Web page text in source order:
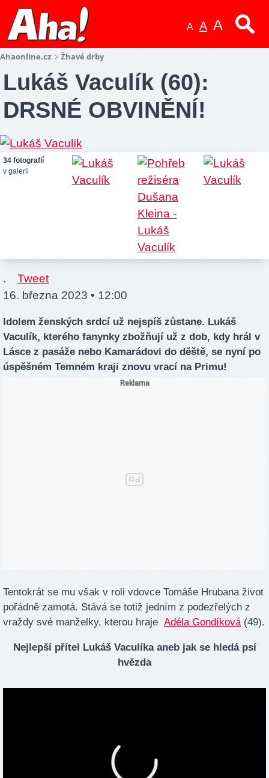
A A A
Ahaonline.cz Žhavé drby
Lukáš Vaculík (60):
DRSNÉ OBVINĚNÍ!
34 fotografií
v galerii
.
Tweet
16. března 2023 • 12:00
Idolem ženských srdcí už nejspíš zůstane. Lukáš
Vaculík, kterého fanynky zbožňují už z dob, kdy hrál v
Lásce z pasáže nebo Kamarádovi do děště, se nyní po
úspěšném Temném kraji znovu vrací na Primu!
Tentokrát se mu však v roli vdovce Tomáše Hrubana život
pořádně zamotá. Stává se totiž jedním z podezřelých z
vraždy své manželky, kterou hraje Adéla Gondíková(49).
Nejlepší přítel Lukáš Vaculíka aneb jak se hledá psí
hvězda